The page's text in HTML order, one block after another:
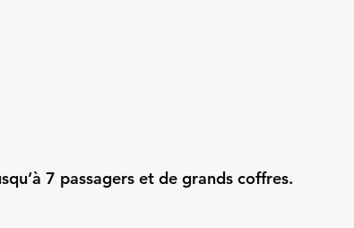
7 passagers et de grands coffres.